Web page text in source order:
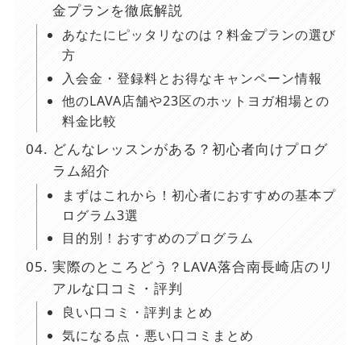
金プランを徹底解説
あなたにピッタリなのは？料金プランの選び
方
入会金・登録料とお得なキャンペーン情報
他のLAVA店舗や23区のホットヨガ相場との
料金比較
どんなレッスンがある？初心者向けプログ
ラム紹介
まずはこれから！初心者におすすめの基本プ
ログラム3選
目的別！おすすめのプログラム
実際のところどう？LAVA落合南長崎店のリ
アルな口コミ・評判
良い口コミ・評判まとめ
気になる点・悪い口コミまとめ